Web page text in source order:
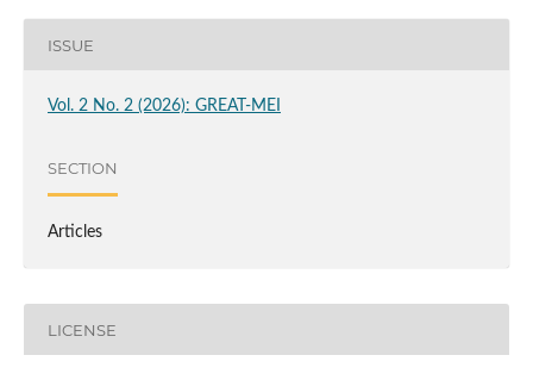
ISSUE
Vol. 2 No. 2 (2026): GREAT-MEI
SECTION
Articles
LICENSE